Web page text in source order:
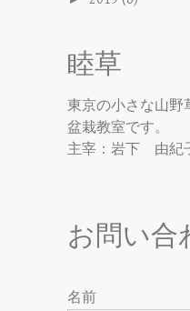
睦草
東京の小さな山野
盆栽教室です。
主宰：岩下 由紀
お問い合
名前